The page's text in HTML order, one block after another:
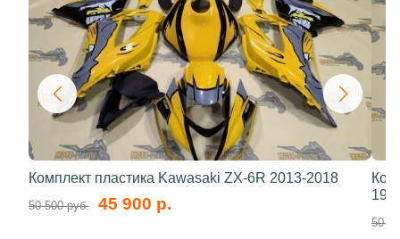
Комплект пластика Kawasaki ZX-6R 2013-2018
50 500 руб. 45 900 р.
50